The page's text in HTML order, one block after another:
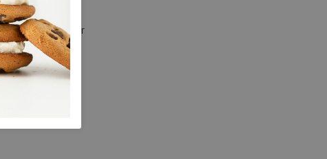
Nubuck en leer
k
ja